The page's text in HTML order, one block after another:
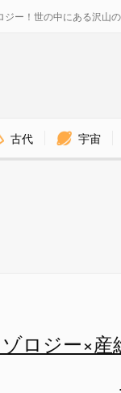
ー！世の中にある沢山
古代 宇宙
ゾロジー×